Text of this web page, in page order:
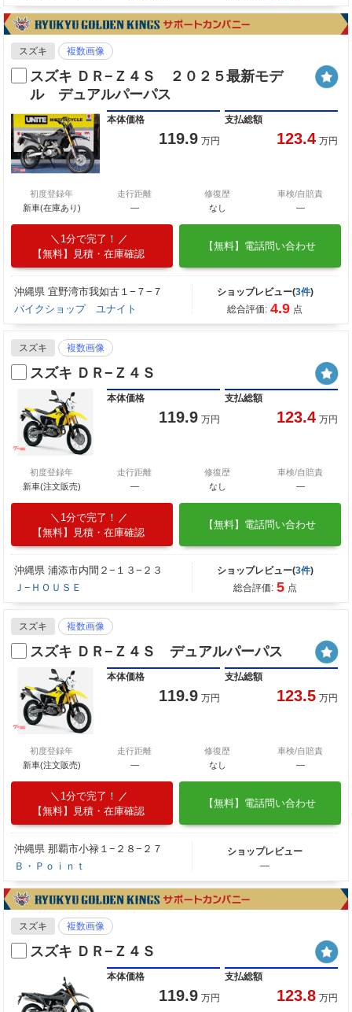
スズキ 複数画像
スズキ ＤＲ−Ｚ４Ｓ ２０２５最新モデ
ル デュアルパーパス
本体価格
119.9 万円
支払総額
123.4 万円
初度登録年
新車(在庫あり)
走行距離
―
修復歴
なし
車検/自賠責
―
1分で完了！
【無料】見積・在庫確認
【無料】電話問い合わせ
沖縄県 宜野湾市我如古１−７−７
バイクショップ ユナイト
ショップレビュー(3件)
総合評価: 4.9 点
スズキ 複数画像
スズキ ＤＲ−Ｚ４Ｓ
本体価格
119.9 万円
支払総額
123.4 万円
初度登録年
新車(注文販売)
走行距離
―
修復歴
なし
車検/自賠責
―
1分で完了！
【無料】見積・在庫確認
【無料】電話問い合わせ
沖縄県 浦添市内間２−１３−２３
Ｊ−ＨＯＵＳＥ
ショップレビュー(3件)
総合評価: 5 点
スズキ 複数画像
スズキ ＤＲ−Ｚ４Ｓ デュアルパーパス
本体価格
119.9 万円
支払総額
123.5 万円
初度登録年
新車(注文販売)
走行距離
―
修復歴
なし
車検/自賠責
―
1分で完了！
【無料】見積・在庫確認
【無料】電話問い合わせ
沖縄県 那覇市小禄１−２８−２７
Ｂ・Ｐｏｉｎｔ
ショップレビュー
―
スズキ 複数画像
スズキ ＤＲ−Ｚ４Ｓ
本体価格
119.9 万円
支払総額
123.8 万円